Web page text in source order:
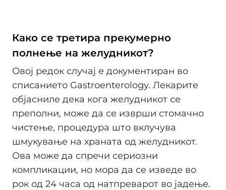
Како се третира прекумерно
полнење на желудникот?
Овој редок случај е документиран во
списанието Gastroenterology. Лекарите
објасниле дека кога желудникот се
преполни, може да се изврши стомачно
чистење, процедура што вклучува
шмукување на храната од желудникот.
Ова може да спречи сериозни
компликации, но мора да се изведе во
рок од 24 часа од натпреварот во јадење.